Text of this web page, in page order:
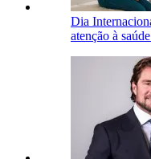
Dia
atenção à